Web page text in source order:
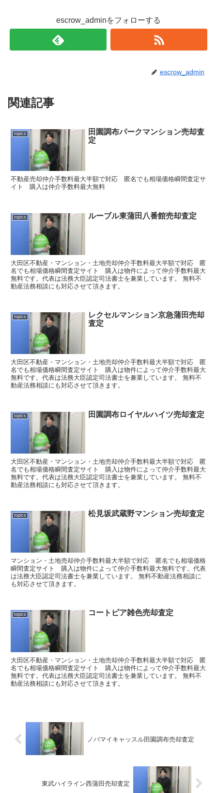
escrow_adminをフォローする
escrow_admin
関連記事
topics
田園調布パークマンション売却査
定
不動産売却仲介手数料最大半額で対応 匿名でも相場価格瞬間査定サ
イト 購入は仲介手数料最大無料
topics ルーブル東蒲田八番館売却査定
大田区不動産・マンション・土地売却仲介手数料最大半額で対応 匿
名でも相場価格瞬間査定サイト 購入は物件によって仲介手数料最大
無料です。代表は法務大臣認定司法書士を兼業しています。 無料不
動産法務相談にも対応させて頂きます。
topics
レクセルマンション京急蒲田売却
査定
大田区不動産・マンション・土地売却仲介手数料最大半額で対応 匿
名でも相場価格瞬間査定サイト 購入は物件によって仲介手数料最大
無料です。代表は法務大臣認定司法書士を兼業しています。 無料不
動産法務相談にも対応させて頂きます。
topics 田園調布ロイヤルハイツ売却査定
大田区不動産・マンション・土地売却仲介手数料最大半額で対応 匿
名でも相場価格瞬間査定サイト 購入は物件によって仲介手数料最大
無料です。代表は法務大臣認定司法書士を兼業しています。 無料不
動産法務相談にも対応させて頂きます。
topics 松見坂武蔵野マンション売却査定
マンション・土地売却仲介手数料最大半額で対応 匿名でも相場価格
瞬間査定サイト 購入は物件によって仲介手数料最大無料です。代表
は法務大臣認定司法書士を兼業しています。 無料不動産法務相談に
も対応させて頂きます。
topics コートピア雑色売却査定
大田区不動産・マンション・土地売却仲介手数料最大半額で対応 匿
名でも相場価格瞬間査定サイト 購入は物件によって仲介手数料最大
無料です。代表は法務大臣認定司法書士を兼業しています。 無料不
動産法務相談にも対応させて頂きます。
ノバマイキャッスル田園調布売却査定
東武ハイライン西蒲田売却査定